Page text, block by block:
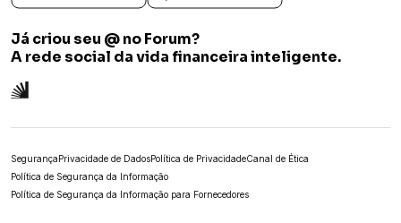
Já criou seu @ no Forum?
A rede social da vida financeira inteligente.
SegurançaPrivacidade de DadosPolítica de PrivacidadeCanal de Ética
Política de Segurança da Informação
Política de Segurança da Informação para Fornecedores